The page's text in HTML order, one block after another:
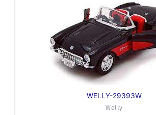
WELLY-29393W
Welly